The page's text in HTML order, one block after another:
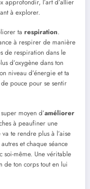
approfondir, l’art d’allier
à explorer.
ta respiration.
à respirer de manière
de respiration dans le
d’oxygène dans ton
niveau d’énergie et ta
pouce pour se sentir
moyen d’améliorer
à peaufiner une
te rendre plus à l’aise
et chaque séance
soi-même. Une véritable
de ton corps tout en lui